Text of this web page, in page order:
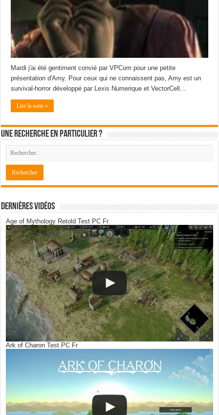
Mardi j'ai été gentiment convié par VPCom pour une petite
présentation d'Amy. Pour ceux qui ne connaissent pas, Amy est un
survival-horror développé par Lexis Numerique et VectorCell...
Lire la suite »
Une recherche en particulier ?
Dernières Vidéos
Age of Mythology Retold Test PC Fr
Ark of Charon Test PC Fr